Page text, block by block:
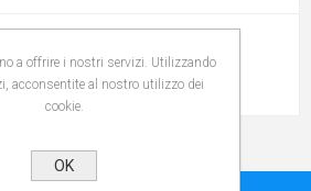
RECUPERA
a offrire i nostri servizi. Utilizzando
acconsentite al nostro utilizzo dei
cookie.
OK